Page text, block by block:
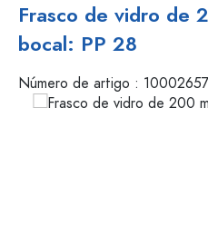
Frasco de vidro de
bocal: PP 28
Número de artigo :